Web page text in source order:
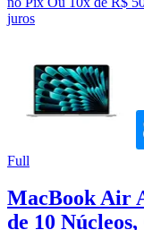
juros
Full
MacBook Air
de 10